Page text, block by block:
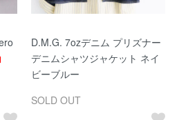
D.M.G. 7ozデニム プリズナー
デニムシャツジャケット ネイ
ビーブルー
SOLD OUT